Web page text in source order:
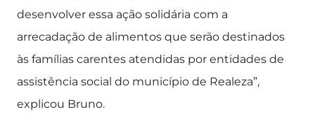
desenvolver essa ação solidária com a
arrecadação de alimentos que serão destinados
às famílias carentes atendidas por entidades de
assistência social do município de Realeza”,
explicou Bruno.